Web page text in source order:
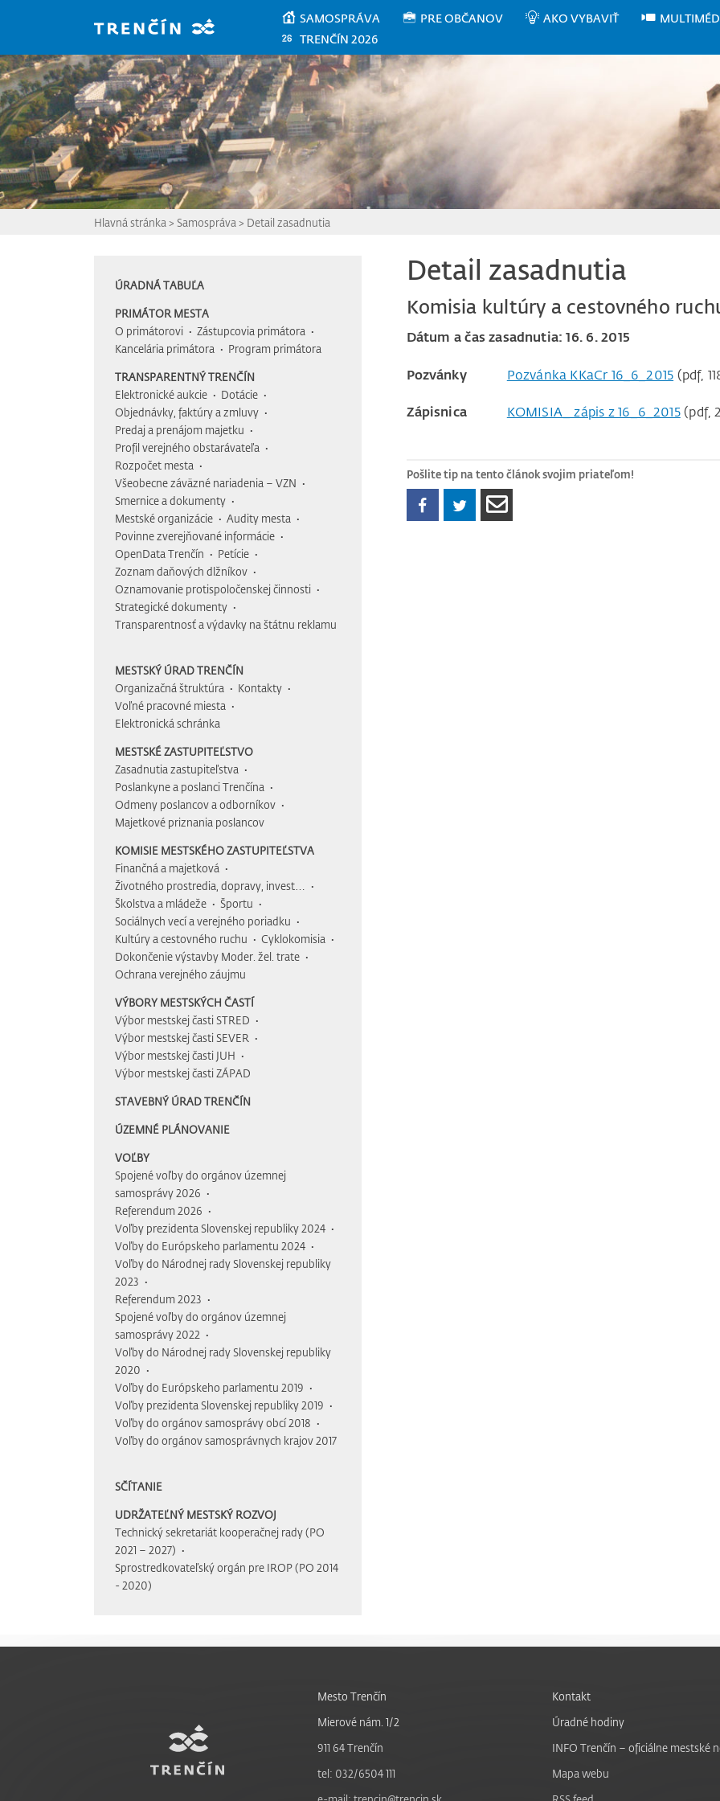
SAMOSPRÁVA PRE OBČANOV AKO VYBAVIŤ
TRENČÍN 2026
Hlavná stránka > Samospráva > Detail zasadnutia
ÚRADNÁ TABUĽA
PRIMÁTOR MESTA
O primátorovi
Zástupcovia primátora
Kancelária primátora
Program primátora
TRANSPARENTNÝ TRENČÍN
Elektronické aukcie
Dotácie
Objednávky, faktúry a zmluvy
Predaj a prenájom majetku
Profil verejného obstarávateľa
Rozpočet mesta
Všeobecne záväzné nariadenia – VZN
Smernice a dokumenty
Mestské organizácie
Audity mesta
Povinne zverejňované informácie
OpenData Trenčín
Petície
Zoznam daňových dlžníkov
Oznamovanie protispoločenskej činnosti
Strategické dokumenty
Transparentnosť a výdavky na štátnu reklamu
MESTSKÝ ÚRAD TRENČÍN
Organizačná štruktúra
Kontakty
Voľné pracovné miesta
Elektronická schránka
MESTSKÉ ZASTUPITEĽSTVO
Zasadnutia zastupiteľstva
Poslankyne a poslanci Trenčína
Odmeny poslancov a odborníkov
Majetkové priznania poslancov
KOMISIE MESTSKÉHO ZASTUPITEĽSTVA
Finančná a majetková
Životného prostredia, dopravy, invest…
Školstva a mládeže
Športu
Sociálnych vecí a verejného poriadku
Kultúry a cestovného ruchu
Cyklokomisia
Dokončenie výstavby Moder. žel. trate
Ochrana verejného záujmu
VÝBORY MESTSKÝCH ČASTÍ
Výbor mestskej časti STRED
Výbor mestskej časti SEVER
Výbor mestskej časti JUH
Výbor mestskej časti ZÁPAD
STAVEBNÝ ÚRAD TRENČÍN
ÚZEMNÉ PLÁNOVANIE
VOĽBY
Spojené voľby do orgánov územnej
samosprávy 2026
Referendum 2026
Voľby prezidenta Slovenskej republiky 2024
Voľby do Európskeho parlamentu 2024
Voľby do Národnej rady Slovenskej republiky
2023
Referendum 2023
Spojené voľby do orgánov územnej
samosprávy 2022
Voľby do Národnej rady Slovenskej republiky
2020
Voľby do Európskeho parlamentu 2019
Voľby prezidenta Slovenskej republiky 2019
Voľby do orgánov samosprávy obcí 2018
Voľby do orgánov samosprávnych krajov 2017
SČÍTANIE
UDRŽATEĽNÝ MESTSKÝ ROZVOJ
Technický sekretariát kooperačnej rady (PO
2021 – 2027)
Sprostredkovateľský orgán pre IROP (PO 2014
- 2020)
Detail zasadnutia
Komisia kultúry a cestovného
Dátum a čas zasadnutia: 16. 6. 2015
Pozvánky Pozvánka KKaCr 16_6_2015 (pdf,
Zápisnica KOMISIA_ zápis z 16_6_2015(pdf,
Pošlite tip na tento článok svojim priateľom!
Mesto Trenčín
Mierové nám. 1/2
911 64 Trenčín
tel: 032/6504 111
Kontakt
Úradné hodiny
INFO Trenčín – oficiálne mestské
Mapa webu